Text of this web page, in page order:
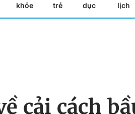
khỏe
trẻ
dục
lịch
cải cách